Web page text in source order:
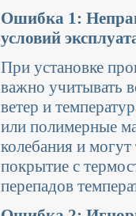
Ошибка 1:
условий
При установке
важно учитывать
ветер и
или полимерные
колебания и
покрытие с
перепадов